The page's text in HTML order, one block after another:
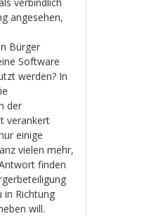
angesehen,
Bürger
Software
werden? In
der
verankert
einige
vielen mehr,
finden
in Richtung
will.